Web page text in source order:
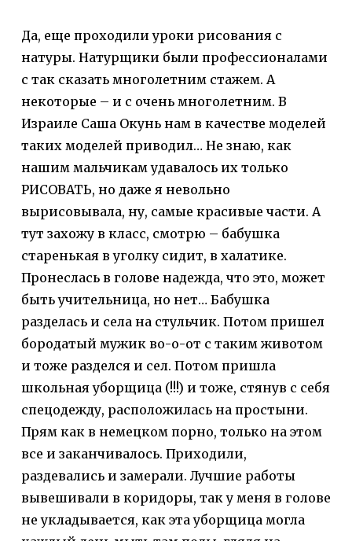
Да, еще проходили уроки рисования с
натуры. Натурщики были профессионалами
с так сказать многолетним стажем. А
некоторые – и с очень многолетним. В
Израиле Саша Окунь нам в качестве моделей
таких моделей приводил… Не знаю, как
нашим мальчикам удавалось их только
РИСОВАТЬ, но даже я невольно
вырисовывала, ну, самые красивые части. А
тут захожу в класс, смотрю – бабушка
старенькая в уголку сидит, в халатике.
Пронеслась в голове надежда, что это, может
быть учительница, но нет… Бабушка
разделась и села на стульчик. Потом пришел
бородатый мужик во-о-от с таким животом
и тоже разделся и сел. Потом пришла
школьная уборщица (!!!) и тоже, стянув с себя
спецодежду, расположилась на простыни.
Прям как в немецком порно, только на этом
все и заканчивалось. Приходили,
раздевались и замерали. Лучшие работы
вывешивали в коридоры, так у меня в голове
не укладывается, как эта уборщица могла